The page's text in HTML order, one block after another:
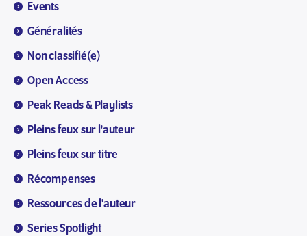
Events
Généralités
Non classifié(e)
Open Access
Peak Reads & Playlists
Pleins feux sur l'auteur
Pleins feux sur titre
Récompenses
Ressources de l'auteur
Series Spotlight